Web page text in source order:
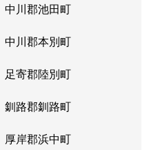
中川郡池田町
中川郡本別町
足寄郡陸別町
釧路郡釧路町
厚岸郡浜中町